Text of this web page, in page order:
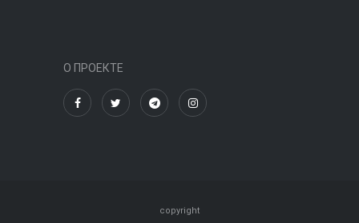
О ПРОЕКТЕ
copyright